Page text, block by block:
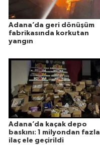
Adana’da geri dönüşüm
fabrikasında korkutan
yangın
Adana’da kaçak depo
baskını: 1 milyondan fazla
ilaç ele geçirildi